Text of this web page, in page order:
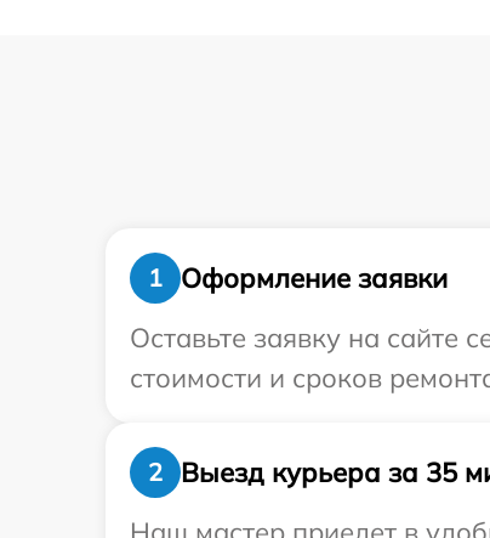
1
Оформление заявки
Оставьте заявку на сайте
стоимости и сроков
2
Выезд курьера за 35